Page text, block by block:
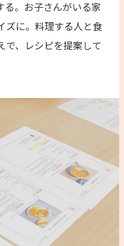
る。お子さんがいる家
ズに。料理する人と食
で、レシピを提案して